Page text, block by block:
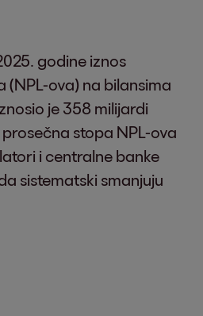
godine iznos
(NPL-ova) na bilansima
je 358 milijardi
stopa NPL-ova
i centralne banke
sistematski smanjuju